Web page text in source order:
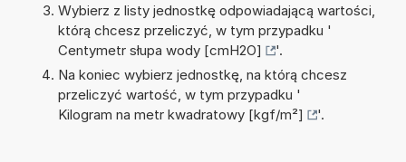
Wybierz z listy jednostkę odpowiadającą wartości,
którą chcesz przeliczyć, w tym przypadku '
Centymetr słupa wody [cmH2O]
'.
Na koniec wybierz jednostkę, na którą chcesz
przeliczyć wartość, w tym przypadku '
Kilogram na metr kwadratowy [kgf/m²]
'.